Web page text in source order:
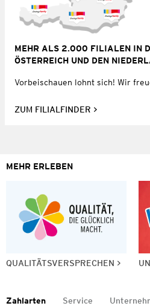
MEHR ALS 2.000 FILIALEN IN
ÖSTERREICH UND DEN
Vorbeischauen lohnt sich! Wir
ZUM FILIALFINDER
MEHR ERLEBEN
QUALITÄTSVERSPRECHEN
Zahlarten Service